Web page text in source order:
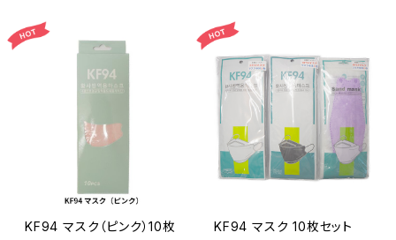
KF94 マスク（ピンク）10枚
KF94 マスク 10枚セット